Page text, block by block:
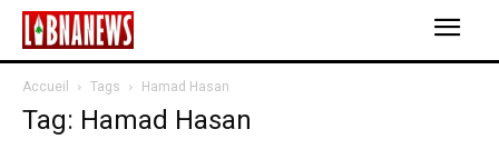
Accueil Tags Hamad Hasan
Tag: Hamad Hasan